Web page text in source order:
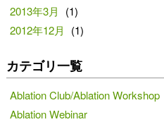
2013年3月
(1)
2012年12月
(1)
カテゴリ一覧
Ablation Club/Ablation Workshop
Ablation Webinar